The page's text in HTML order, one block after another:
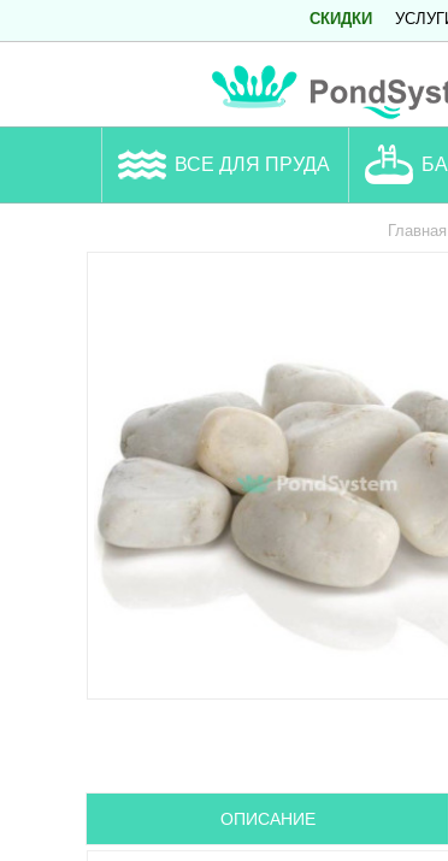
СКИДКИ
ВСЕ ДЛЯ ПРУДА
Главная
ОПИСАНИЕ